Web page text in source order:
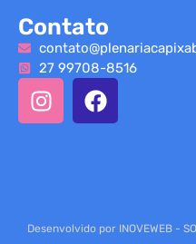
Contato
27 99708-8516
Desenvolvido por INOVEWEB -